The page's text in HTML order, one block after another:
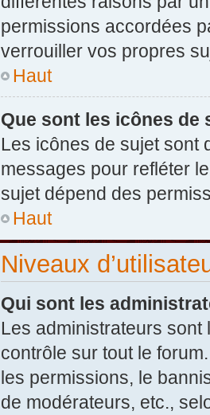
permissions accordées
verrouiller vos propres
Haut
Que sont les icônes de
Les icônes de sujet sont
messages pour refléter
sujet dépend des
Haut
Niveaux
Qui sont les
Les administrateurs
contrôle sur tout le
les permissions, le
de modérateurs, etc.,